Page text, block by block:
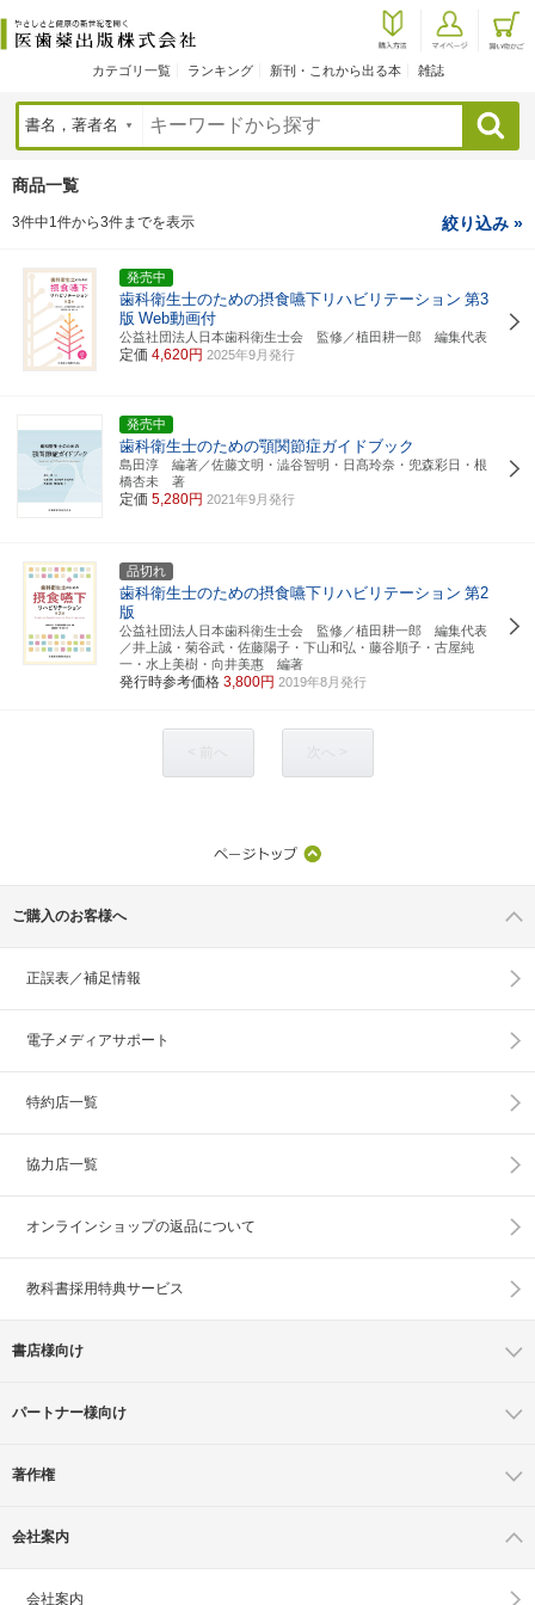
カテゴリ一覧 ランキング 新刊・これから出る本 雑誌
検索
商品一覧
3件中1件から3件までを表示 絞り込み »
発売中
歯科衛生士のための摂食嚥下リハビリテーション 第3
版 Web動画付
公益社団法人日本歯科衛生士会 監修／植田耕一郎 編集代表
定価 4,620円 2025年9月発行
発売中
歯科衛生士のための顎関節症ガイドブック
島田淳 編著／佐藤文明・澁谷智明・日髙玲奈・兜森彩日・根
橋杏未 著
定価 5,280円 2021年9月発行
品切れ
歯科衛生士のための摂食嚥下リハビリテーション 第2
版
公益社団法人日本歯科衛生士会 監修／植田耕一郎 編集代表
／井上誠・菊谷武・佐藤陽子・下山和弘・藤谷順子・古屋純
一・水上美樹・向井美惠 編著
発行時参考価格 3,800円 2019年8月発行
ご購入のお客様へ
正誤表／補足情報
電子メディアサポート
特約店一覧
協力店一覧
オンラインショップの返品について
教科書採用特典サービス
書店様向け
パートナー様向け
著作権
会社案内
会社案内